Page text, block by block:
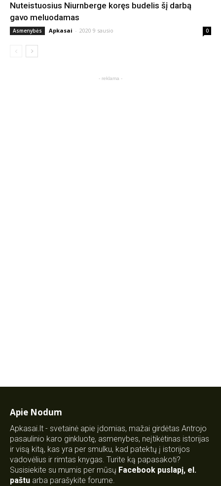
Nuteistuosius Niurnberge koręs budelis šį darbą
gavo meluodamas
Asmenybės Apkasai - 2020 9 sausio 0
- reklama -
Apie Nodum
Apkasai.lt - svetainė apie įdomias, mažai girdėtas Antrojo
pasaulinio karo ginkluotę, asmenybes, neįtikėtinas istorijas
ir visą kitą, kas yra per smulku, kad patektų į istorijos
vadovėlius ir rimtas knygas. Turite ką papasakoti?
Susisiekite su mumis per mūsų Facebook puslapį, el.
paštu arba parašykite forume.